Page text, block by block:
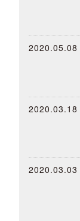
2020.05.08
2020.03.18
2020.03.03